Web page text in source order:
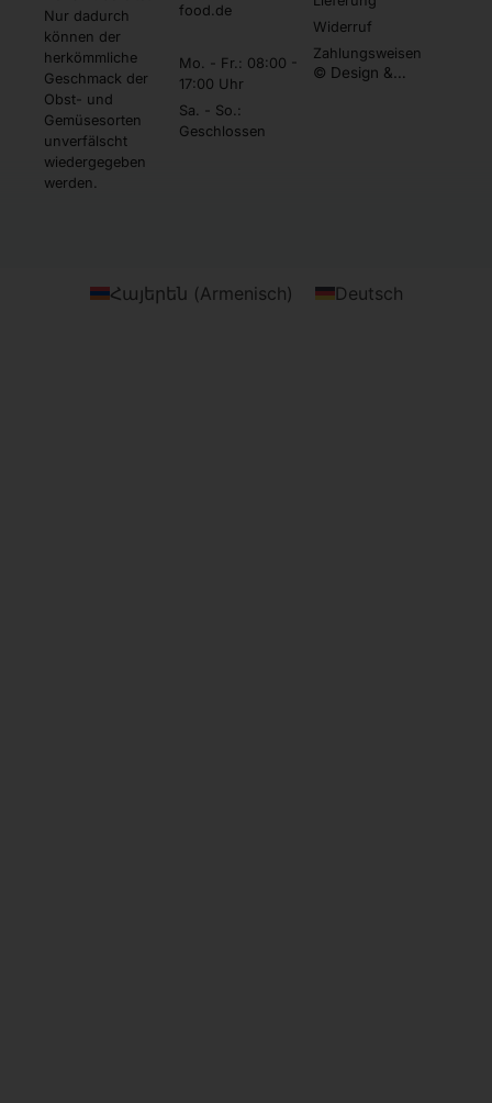
Nur dadurch
können der
herkömmliche
Geschmack der
Obst- und
Gemüsesorten
unverfälscht
wiedergegeben
werden.
food.de
Mo. - Fr.: 08:00 -
17:00 Uhr
Sa. - So.:
Geschlossen
Widerruf
Zahlungsweisen
© Design &
Հայերեն (Armenisch) Deutsch